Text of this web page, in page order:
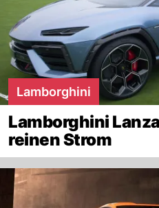
Lamborghini
Lamborghini
reinen Strom